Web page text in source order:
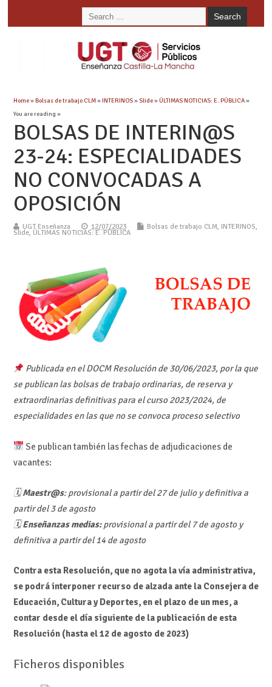
Home»Bolsas de trabajo CLM»INTERINOS»Slide»ÚLTIMAS NOTICIAS: E. PÚBLICA»
You are reading »
BOLSAS DE INTERIN@S
23-24: ESPECIALIDADES
NO CONVOCADAS A
OPOSICIÓN
UGT Enseñanza 12/07/2023 Bolsas de trabajo CLM, INTERINOS,
Slide, ÚLTIMAS NOTICIAS: E. PÚBLICA
Publicada en el DOCM Resolución de 30/06/2023, por la que
se publican las bolsas de trabajo ordinarias, de reserva y
extraordinarias definitivas para el curso 2023/2024, de
especialidades en las que no se convoca proceso selectivo
Se publican también las fechas de adjudicaciones de
vacantes:
🗓Maestr@s: provisional a partir del 27 de julio y definitiva a
partir del 3 de agosto
🗓Enseñanzas medias:provisional a partir del 7 de agosto y
definitiva a partir del 14 de agosto
Contra esta Resolución, que no agota la vía administrativa,
se podrá interponer recurso de alzada ante la Consejera de
Educación, Cultura y Deportes, en el plazo de un mes, a
contar desde el día siguiente de la publicación de esta
Resolución (hasta el 12 de agosto de 2023)
Ficheros disponibles